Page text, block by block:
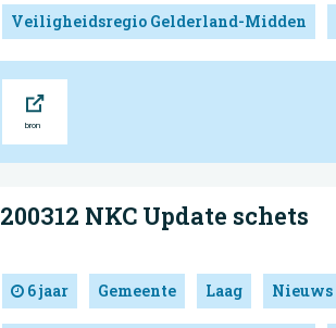
Veiligheidsregio Gelderland-Midden
200312 NKC Update schets
6 jaar Gemeente Laag Nieuws